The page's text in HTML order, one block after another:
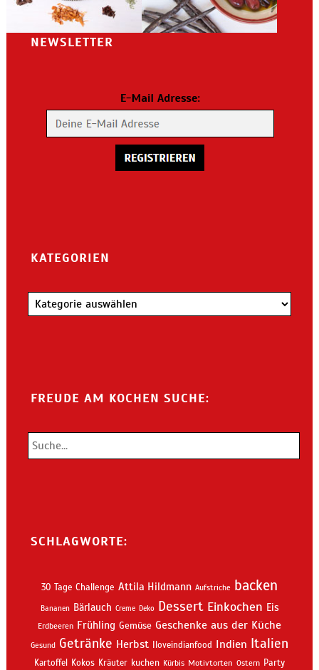
NEWSLETTER
KATEGORIEN
Kategorien
FREUDE AM KOCHEN SUCHE:
SCHLAGWORTE:
30 Tage Challenge Attila Hildmann Aufstriche backen
Bananen Bärlauch Creme Deko Dessert Einkochen Eis
Erdbeeren Frühling Gemüse Geschenke aus der Küche
Gesund Getränke Herbst Iloveindianfood Indien Italien
Kartoffel Kokos Kräuter kuchen Kürbis Motivtorten Ostern Party